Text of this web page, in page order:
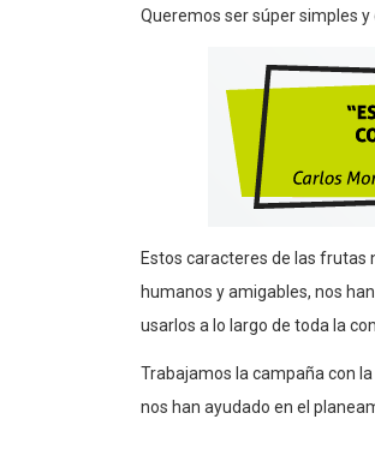
Queremos ser súper simples y
Estos caracteres de las
humanos y amigables, nos
usarlos a lo largo de toda la
Trabajamos la campaña con
nos han ayudado en el